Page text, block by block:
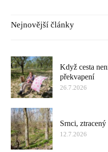
Nejnovější články
Když cesta
překvapení
26.7.2026
Srnci,
12.7.2026